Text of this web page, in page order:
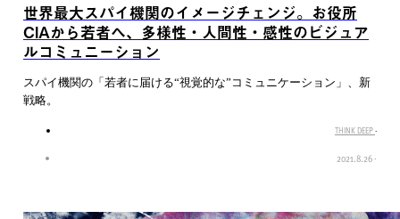
世界最大スパイ機関のイメージチェンジ。お役所
CIAから若者へ、多様性・人間性・感性のビジュア
ルコミュニーション
スパイ機関の「若者に届ける“視覚的な”コミュニケーション」、新
戦略。
THINK DEEP·
2021.8.26·